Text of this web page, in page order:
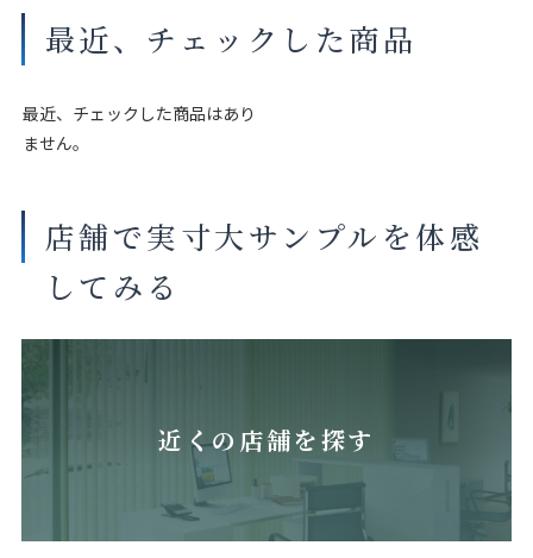
最近、チェックした商品
最近、チェックした商品はあり
ません。
店舗で実寸大サンプルを体感
してみる
近くの店舗を探す